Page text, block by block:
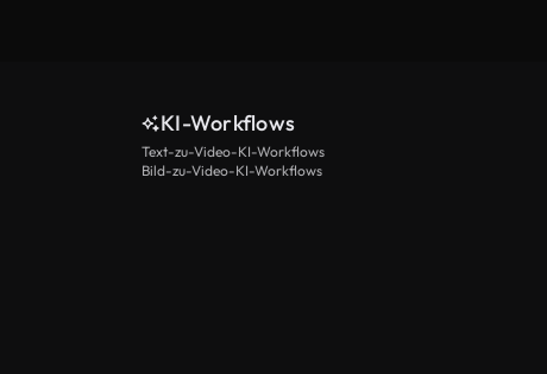
KI-Workflows
Text-zu-Video-KI-Workflows
Bild-zu-Video-KI-Workflows